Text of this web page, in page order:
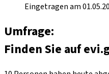
Eingetragen am
Umfrage:
Finden Sie auf